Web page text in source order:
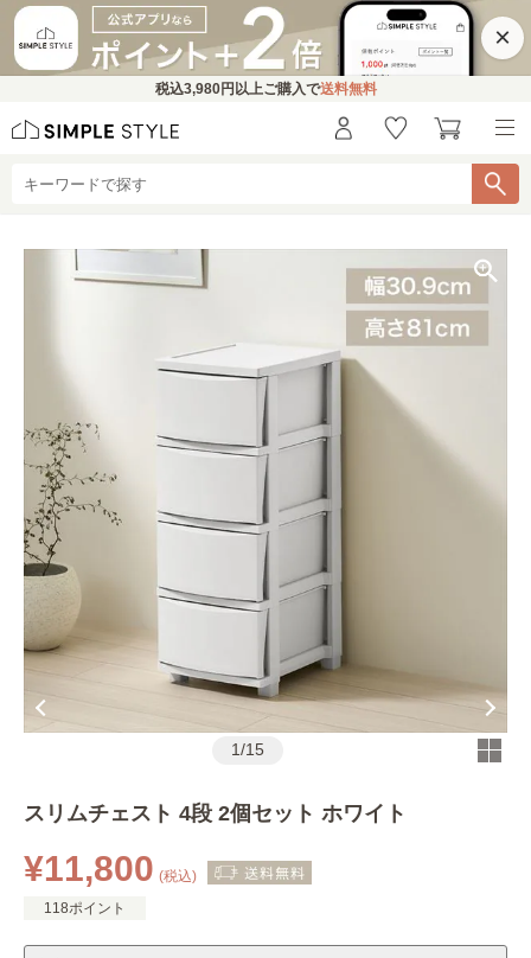
×
税込3,980円 以上ご購入で送料無料
1/15
スリムチェスト 4段 2個セット ホワイト
¥11,800 (税込)
118ポイント